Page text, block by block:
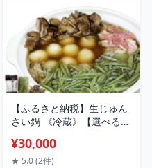
【ふるさと納税】生じゅん
さい鍋 《冷蔵》【選べる3
上旬頃〜7月下旬までに発
送予定） 令和8年産 2026年
¥30,000
★ 5.0 (2件)